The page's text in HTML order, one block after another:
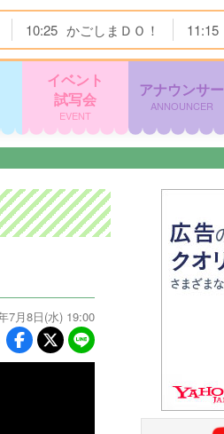
10:25 かごしまＤＯ！ 11:15
イベント
試写会
EVENT
アナウンサー
ANNOUNCER
7月8日(水) 19:00